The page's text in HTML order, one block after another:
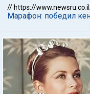
// https://
Марафон: победил